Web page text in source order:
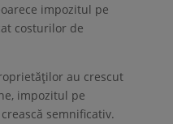
impozitul pe
costurilor de
au crescut
impozitul pe
semnificativ.